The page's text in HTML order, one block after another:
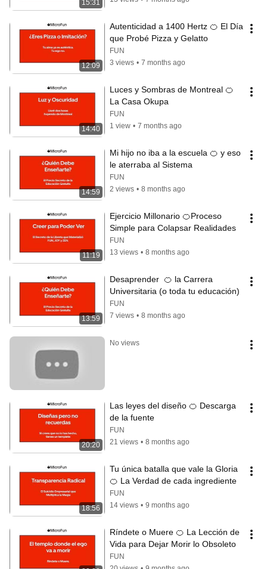
15:31
12:09
Autenticidad a 1400 Hertz 🍊 El Día
que Probé Pizza y Gelatto
FUN
3 views • 7 months ago
14:40
Luces y Sombras de Montreal 🍊
La Casa Okupa
FUN
1 view • 7 months ago
14:59
Mi hijo no iba a la escuela 🍊 y eso
le aterraba al Sistema
FUN
2 views • 8 months ago
11:19
Ejercicio Millonario 🍊Proceso
Simple para Colapsar Realidades
FUN
13 views • 8 months ago
13:59
Desaprender  🍊 la Carrera
Universitaria (o toda tu educación)
FUN
7 views • 8 months ago
No views
20:20
Las leyes del diseño 🍊 Descarga
de la fuente
FUN
21 views • 8 months ago
18:56
Tu única batalla que vale la Gloria
🍊 La Verdad de cada ingrediente
FUN
14 views • 9 months ago
Ríndete o Muere 🍊 La Lección de
Vida para Dejar Morir lo Obsoleto
FUN